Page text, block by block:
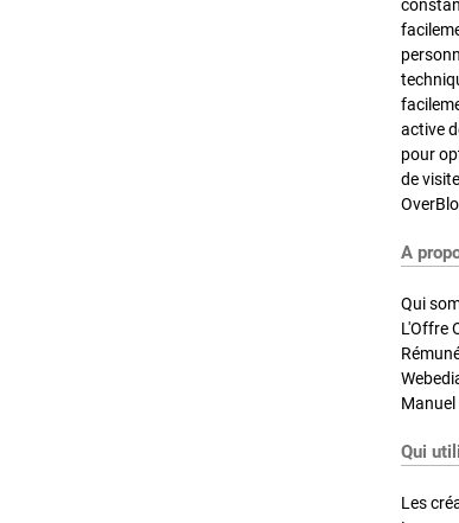
active
pour
de
A
Qui
L'Offre
Qui
Les